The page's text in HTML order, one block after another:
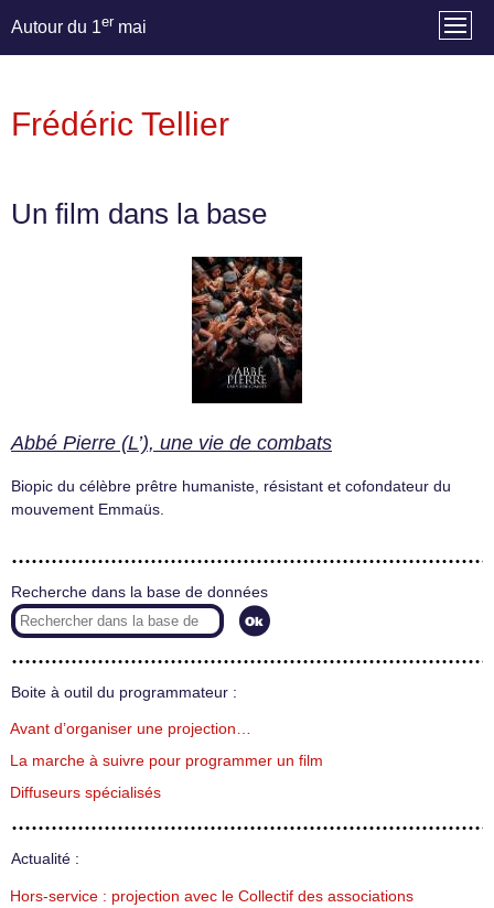
Autour du 1er mai
Frédéric Tellier
Un film dans la base
Abbé Pierre (L’), une vie de combats
Biopic du célèbre prêtre humaniste, résistant et cofondateur du
mouvement Emmaüs.
Recherche dans la base de données
Boite à outil du programmateur :
Avant d’organiser une projection…
La marche à suivre pour programmer un film
Diffuseurs spécialisés
Actualité :
Hors-service : projection avec le Collectif des associations